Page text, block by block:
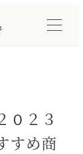
０２３
すめ商